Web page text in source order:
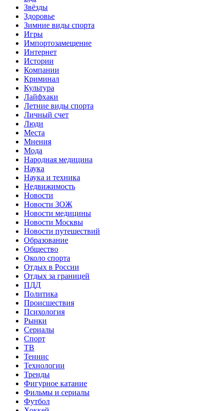
Звёзды
Здоровье
Зимние виды спорта
Игры
Импортозамещение
Интернет
Истории
Компании
Криминал
Культура
Лайфхаки
Летние виды спорта
Личный счет
Люди
Места
Мнения
Мода
Народная медицина
Наука
Наука и техника
Недвижимость
Новости
Новости ЗОЖ
Новости медицины
Новости Москвы
Новости путешествий
Образование
Общество
Около спорта
Отдых в России
Отдых за границей
ПДД
Политика
Происшествия
Психология
Рынки
Сериалы
Спорт
ТВ
Теннис
Технологии
Тренды
Фигурное катание
Фильмы и сериалы
Футбол